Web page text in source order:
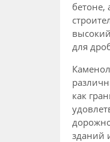
бетоне,
для
как
зданий